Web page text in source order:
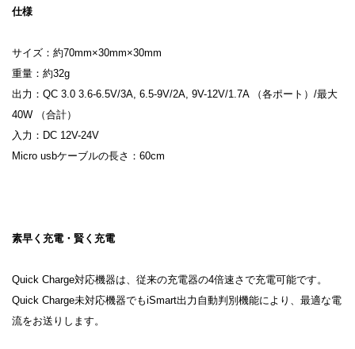
仕様
サイズ：約70mm×30mm×30mm
重量：約32g
出力：QC 3.0 3.6-6.5V/3A, 6.5-9V/2A, 9V-12V/1.7A （各ポート）/最大
40W （合計）
入力：DC 12V-24V
Micro usbケーブルの長さ：60cm
素早く充電・賢く充電
Quick Charge対応機器は、従来の充電器の4倍速さで充電可能です。
Quick Charge未対応機器でもiSmart出力自動判別機能により、最適な電
流をお送りします。